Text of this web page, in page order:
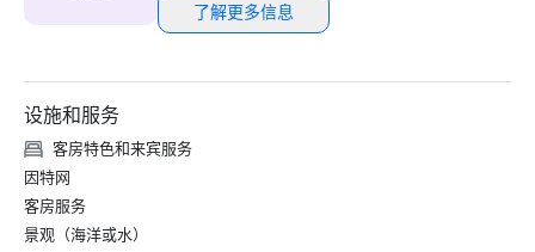
了解更多信息
设施和服务
客房特色和来宾服务
因特网
客房服务
景观（海洋或水）